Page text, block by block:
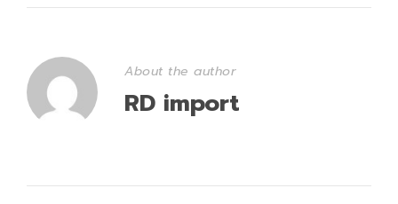
About the author
RD import